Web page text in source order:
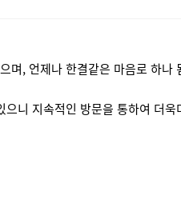
며, 언제나 한결같은 마음로 하
니 지속적인 방문을 통하여 더